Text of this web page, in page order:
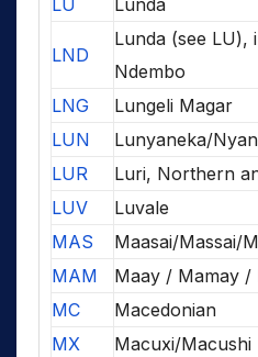
LU
Lunda
LND
Lunda (see LU),
Ndembo
LNG
Lungeli Magar
LUN
Lunyaneka/
LUR
Luri, Northern
LUV
Luvale
MAS
Maasai/Massai/
MAM
Maay / Mamay /
MC
Macedonian
MX
Macuxi/Macushi